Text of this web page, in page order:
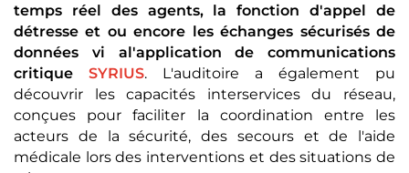
temps réel des agents, la fonction d'appel de
détresse et ou encore les échanges sécurisés de
données vi al'application de communications
critique SYRIUS. L'auditoire a également pu
découvrir les capacités interservices du réseau,
conçues pour faciliter la coordination entre les
acteurs de la sécurité, des secours et de l'aide
médicale lors des interventions et des situations de